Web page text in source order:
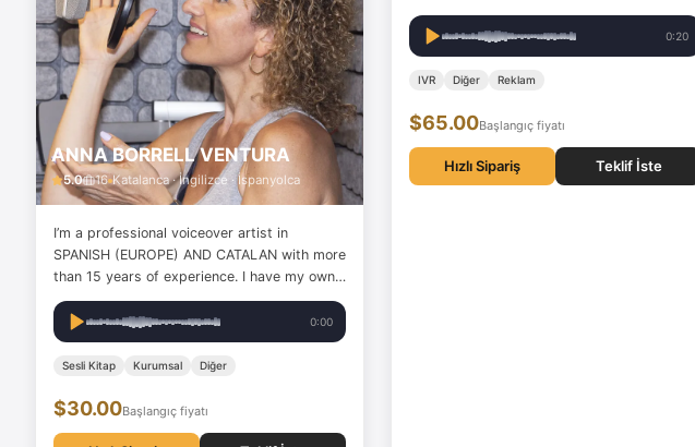
ANNA BORRELL VENTURA
5.0 16 Katalanca · İngilizce · İspanyolca
I’m a professional voiceover artist in
SPANISH (EUROPE) AND CATALAN with more
than 15 years of experience. I have my own
PROFESSIONAL STUDIO, where I set up
most of my jobs. I’m fulltime available. from
my Youtube Channel:
https://youtu.be/prgvHL3z5eM;…
0:00
Sesli Kitap Kurumsal Diğer
$30.00Başlangıç fiyatı
commercial spots, documentary
soundtracks, and more. If you are looking for
a Vietnamese voice-over for your project,
you’re at the right place. The…
0:20
IVR Diğer Reklam
$65.00Başlangıç fiyatı
Hızlı Sipariş Teklif İste